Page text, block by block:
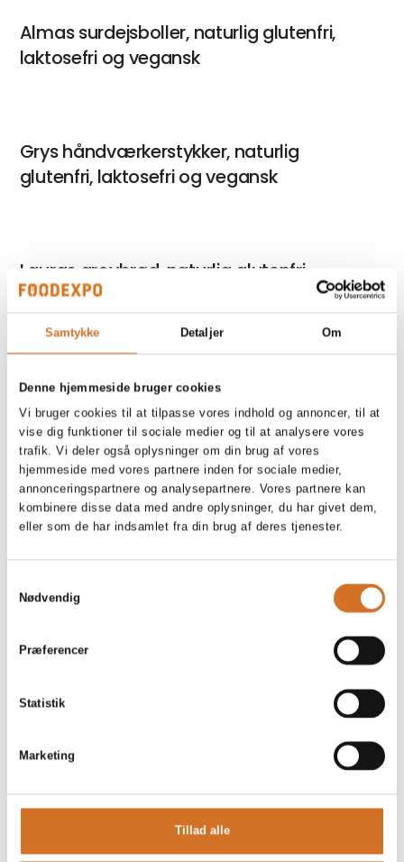
Samtykke Detaljer Om
Denne hjemmeside bruger cookies
Vi bruger cookies til at tilpasse vores indhold og annoncer, til at
vise dig funktioner til sociale medier og til at analysere vores
trafik. Vi deler også oplysninger om din brug af vores
hjemmeside med vores partnere inden for sociale medier,
annonceringspartnere og analysepartnere. Vores partnere kan
kombinere disse data med andre oplysninger, du har givet dem,
eller som de har indsamlet fra din brug af deres tjenester.
Nødvendig
Præferencer
Statistik
Marketing
Tillad alle
Almas surdejsboller, naturlig glutenfri,
laktosefri og vegansk
Grys håndværkerstykker, naturlig
glutenfri, laktosefri og vegansk
Lauras grovbrød, naturlig glutenfri,
laktosefri og vegansk
Leas spanskestykker, naturlig glutenfri,
laktosefri og vegansk
Louises pølsebrød, naturlig glutenfri,
laktosefri og vegansk